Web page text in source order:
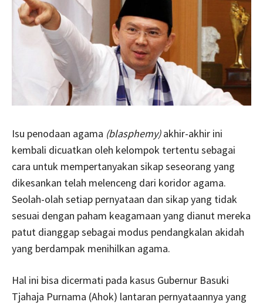
Isu penodaan agama (blasphemy)akhir-akhir ini
kembali dicuatkan oleh kelompok tertentu sebagai
cara untuk mempertanyakan sikap seseorang yang
dikesankan telah melenceng dari koridor agama.
Seolah-olah setiap pernyataan dan sikap yang tidak
sesuai dengan paham keagamaan yang dianut mereka
patut dianggap sebagai modus pendangkalan akidah
yang berdampak menihilkan agama.
Hal ini bisa dicermati pada kasus Gubernur Basuki
Tjahaja Purnama (Ahok) lantaran pernyataannya yang